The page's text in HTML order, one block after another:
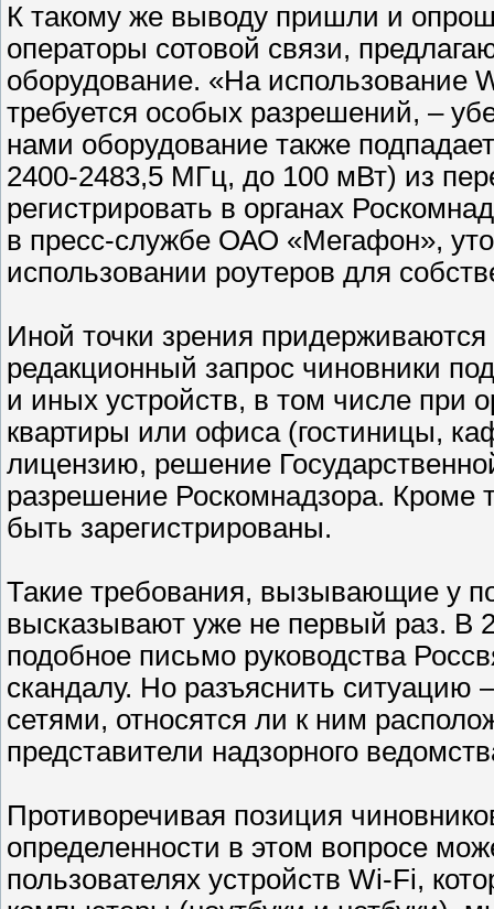
К такому же выводу пришли и
операторы сотовой связи,
оборудование. «На использование
требуется особых разрешений, –
нами оборудование также
2400-2483,5 МГц, до 100 мВт) из
регистрировать в органах
в пресс-службе ОАО «Мегафон»,
использовании роутеров для
Иной точки зрения
редакционный запрос чиновники
и иных устройств, в том числе при
квартиры или офиса (гостиницы,
лицензию, решение
разрешение Роскомнадзора. Кроме
быть зарегистрированы.
Такие требования, вызывающие у
высказывают уже не первый раз. В
подобное письмо руководства
скандалу. Но разъяснить
сетями, относятся ли к ним
представители надзорного
Противоречивая позиция
определенности в этом вопросе
пользователях устройств Wi-Fi,